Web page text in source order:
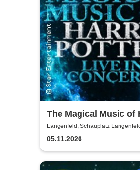
The Magical Music of
Potter - Live in
Langenfeld, Schauplatz
05.11.2026